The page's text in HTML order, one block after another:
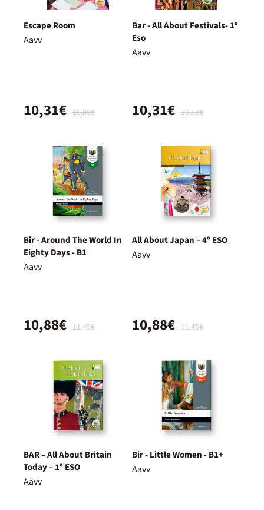
Escape Room
Aavv
10,85€
10,31€
Bar - All About Festivals- 1º
Eso
Aavv
10,85€
10,31€
Bir - Around The World In
Eighty Days - B1
Aavv
11,45€
10,88€
All About Japan – 4º ESO
Aavv
11,45€
10,88€
BAR – All About Britain
Today – 1º ESO
Aavv
Bir - Little Women - B1+
Aavv